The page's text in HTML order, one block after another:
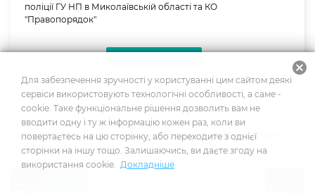
поліції ГУ НП в Миколаївській області та КО
"Правопорядок"
03.04.2020
Зустріч у режимі skype - зв’язку з мешканцями
громади
Для забезпечення зручності у користуванні цим сайтом деякі
сервіси використовують технологічні особливості, а саме -
cookie. Таке функціональне рішення дозволить вам не
вводити одну і ту ж інформацію кожен раз, коли ви
повертаєтесь на цю сторінку, або переходите з однієї
сторінки на іншу тощо. Залишаючись, ви даєте згоду на
використання cookie. Докладніше
cancel